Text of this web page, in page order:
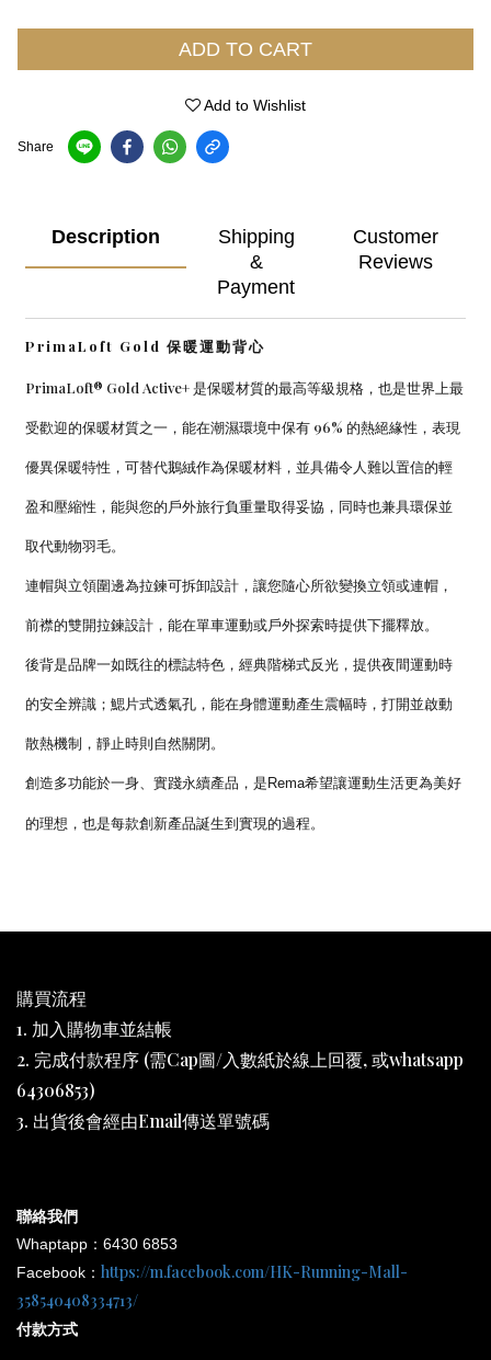
ADD TO CART
Add to Wishlist
Share
Description
Shipping
&
Payment
Customer
Reviews
PrimaLoft Gold 保暖運動背心
PrimaLoft® Gold Active+ 是保暖材質的最高等級規格，也是世界上最
受歡迎的保暖材質之一，能在潮濕環境中保有 96% 的熱絕緣性，表現
優異保暖特性，可替代鵝絨作為保暖材料，並具備令人難以置信的輕
盈和壓縮性，能與您的戶外旅行負重量取得妥協，同時也兼具環保並
取代動物羽毛。
連帽與立領圍邊為拉鍊可拆卸設計，讓您隨心所欲變換立領或連帽，
前襟的雙開拉鍊設計，能在單車運動或戶外探索時提供下擺釋放。
後背是品牌一如既往的標誌特色，經典階梯式反光，提供夜間運動時
的安全辨識；鰓片式透氣孔，能在身體運動產生震幅時，打開並啟動
散熱機制，靜止時則自然關閉。
創造多功能於一身、實踐永續產品，是Rema希望讓運動生活更為美好
的理想，也是每款創新產品誕生到實現的過程。
購買流程
1. 加入購物車並結帳
2. 完成付款程序 (需Cap圖/入數紙於線上回覆, 或whatsapp
64306853)
3. 出貨後會經由Email傳送單號碼
聯絡我們
Whaptapp：6430 6853
Facebook： https://m.facebook.com/HK-Running-Mall-
358540408334713/
付款方式